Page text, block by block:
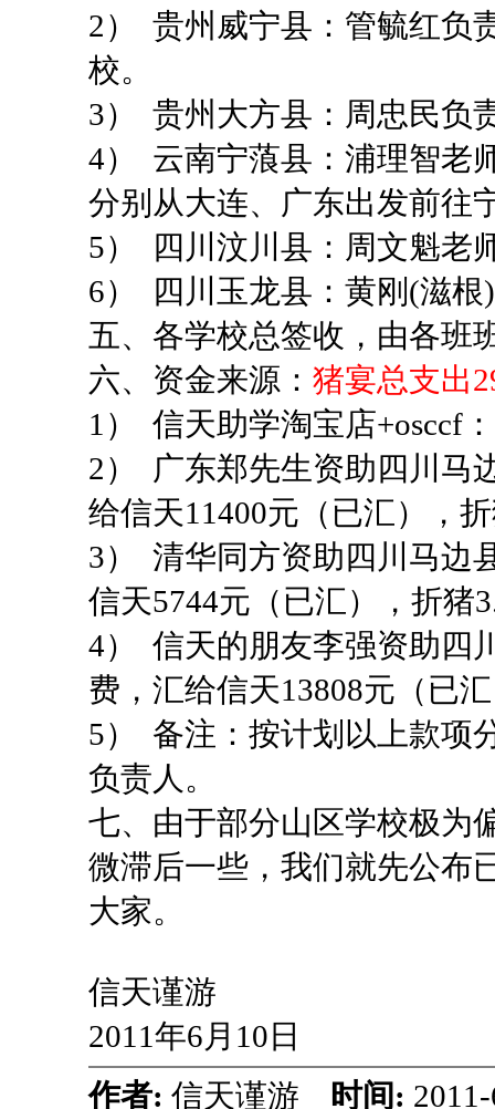
2） 贵州威宁县：管毓红负
校。
3） 贵州大方县：周忠民负
4） 云南宁蒗县：浦理智老
分别从大连、广东出发前往
5） 四川汶川县：周文魁老
6） 四川玉龙县：黄刚 (滋根)
五、 各学校总签收，由各班
六、 资金来源： 猪宴总支出
1） 信天助学淘宝店+osccf ：
2） 广东郑先生资助四川马
给信天11400元（已汇），
3） 清华同方资助四川马边
信天5744元（已汇），折猪
4） 信天的朋友李强资助四
费，汇给信天13808元（已
5） 备注：按计划以上款项
负责人。
七、由于部分山区学校极为
微滞后一些，我们就先公布
大家。
信天谨游
2011年6月 10 日
作者: 信天谨游 时间: